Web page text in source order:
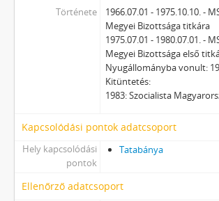
Története
1966.07.01 - 1975.10.10. -
Megyei Bizottsága titkára
1975.07.01 - 1980.07.01. -
Megyei Bizottsága első
Nyugállományba vonult:
Kitüntetés:
1983: Szocialista
Kapcsolódási pontok adatcsoport
Hely kapcsolódási
pontok
Tatabánya
Ellenőrző adatcsoport